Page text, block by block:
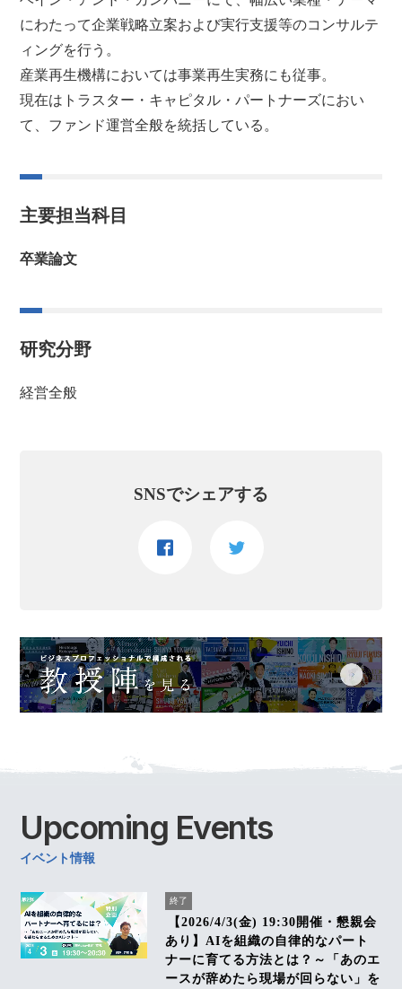
にわたって企業戦略立案および実行支援等のコンサルテ
ィングを行う。
産業再生機構においては事業再生実務にも従事。
現在はトラスター・キャピタル・パートナーズにおい
て、ファンド運営全般を統括している。
主要担当科目
卒業論文
研究分野
経営全般
SNSでシェアする
Upcoming Events
イベント情報
終了
【2026/4/3(金) 19:30開催・懇親会
あり】AIを組織の自律的なパート
ナーに育てる方法とは？～「あのエ
ースが辞めたら現場が回らない」を